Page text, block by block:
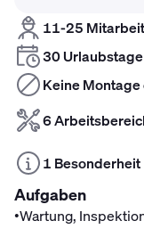
11-25
30 Urlaubstage
Keine
6
1 Besonderheit
Aufgaben
•Wartung,